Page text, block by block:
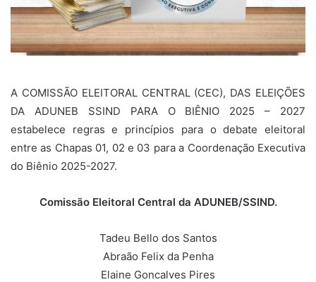
A COMISSÃO ELEITORAL CENTRAL (CEC), DAS ELEIÇÕES
DA ADUNEB SSIND PARA O BIÊNIO 2025 – 2027
estabelece regras e princípios para o debate eleitoral
entre as Chapas 01, 02 e 03 para a Coordenação Executiva
do Biênio 2025-2027.
Comissão Eleitoral Central da ADUNEB/SSIND.
Tadeu Bello dos Santos
Abraão Felix da Penha
Elaine Goncalves Pires